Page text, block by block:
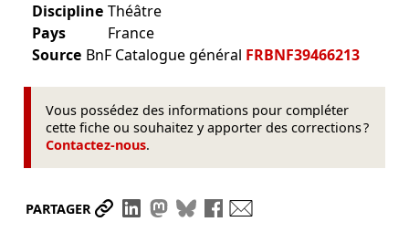
Discipline Théâtre
Pays
France
Source BnF Catalogue général FRBNF39466213
Vous possédez des informations pour compléter
cette fiche ou souhaitez y apporter des corrections ?
Contactez-nous.
PARTAGER Partager le lien
Partager sur LinkedIn
Partager sur Mastodon
Partager sur Bluesky
Partager sur Facebook